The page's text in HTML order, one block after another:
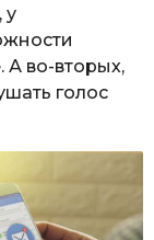
у
А во-вторых,
голос